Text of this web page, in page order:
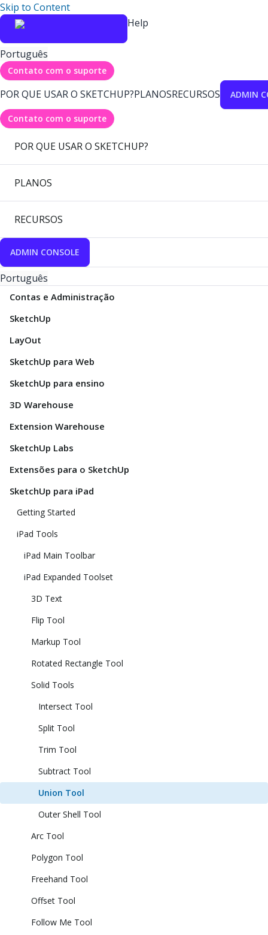
Skip to Content
Help
Português
Contato com o suporte
POR QUE USAR O SKETCHUP?PLANOSRECURSOS ADMIN
Contato com o suporte
POR QUE USAR O SKETCHUP?
PLANOS
RECURSOS
ADMIN CONSOLE
Português
Contas e Administração
SketchUp
LayOut
SketchUp para Web
SketchUp para ensino
3D Warehouse
Extension Warehouse
SketchUp Labs
Extensões para o SketchUp
SketchUp para iPad
Getting Started
iPad Tools
iPad Main Toolbar
iPad Expanded Toolset
3D Text
Flip Tool
Markup Tool
Rotated Rectangle Tool
Solid Tools
Intersect Tool
Split Tool
Trim Tool
Subtract Tool
Union Tool
Outer Shell Tool
Arc Tool
Polygon Tool
Freehand Tool
Offset Tool
Follow Me Tool